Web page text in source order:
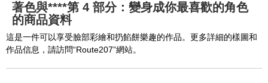
y
%
著色與****第 4 部分：變身成你最喜歡的角色
的商品資料
這是一件可以享受臉部彩繪和扔餡餅樂趣的作品。更多詳細的樣圖和
作品信息，請訪問“Route207”網站。